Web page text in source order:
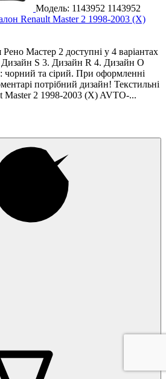
Модель: 1143952 1143952
Renault Master 2 1998-2003 (X)
Мастер 2 доступні у 4 варіантах
S 3. Дизайн R 4. Дизайн O
чорний та сірий. При оформленні
потрібний дизайн! Текстильні
Master 2 1998-2003 (X) AVTO-...